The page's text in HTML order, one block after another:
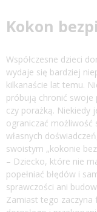
Kokon
Współczesne dzieci
wydaje się bardziej
kilkanaście lat temu.
próbują chronić swoje
czy porażką. Niekiedy
ograniczać możliwość
własnych
swoistym „kokonie
– Dziecko, które nie
popełniać błędów i
sprawczości ani
Zamiast tego zaczyna